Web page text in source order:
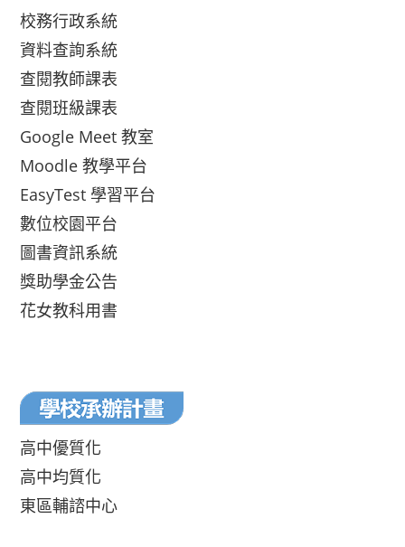
校務行政系統
資料查詢系統
查閱教師課表
查閱班級課表
Google Meet 教室
Moodle 教學平台
EasyTest 學習平台
數位校園平台
圖書資訊系統
獎助學金公告
花女教科用書
高中優質化
高中均質化
東區輔諮中心